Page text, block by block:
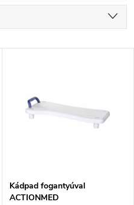
Kádpad fogantyúval
ACTIONMED